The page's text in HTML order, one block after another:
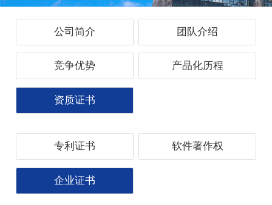
公司简介 团队介绍
竞争优势 产品化历程
资质证书
专利证书 软件著作权
企业证书